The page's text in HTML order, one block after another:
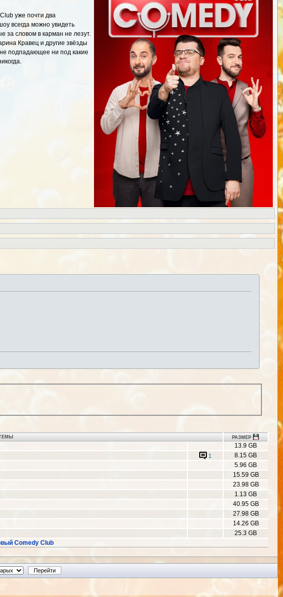
уже почти два
всегда можно увидеть
за словом в карман не лезут.
Кравец и другие звёзды
подпадающее ни под какие
РАЗМЕР
13.9 GB
1
8.15 GB
5.96 GB
15.59 GB
23.98 GB
1.13 GB
40.95 GB
27.98 GB
14.26 GB
25.3 GB
Comedy Club